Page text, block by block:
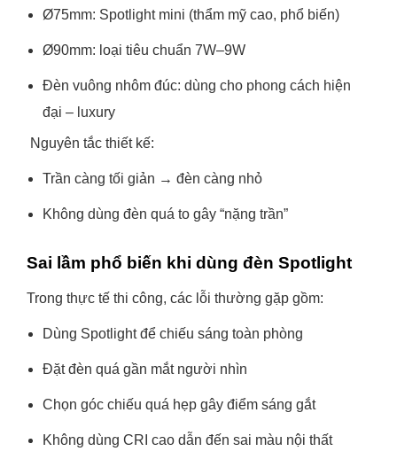
Ø75mm: Spotlight mini (thẩm mỹ cao, phổ biến)
Ø90mm: loại tiêu chuẩn 7W–9W
Đèn vuông nhôm đúc: dùng cho phong cách hiện
đại – luxury
Nguyên tắc thiết kế:
Trần càng tối giản → đèn càng nhỏ
Không dùng đèn quá to gây “nặng trần”
Sai lầm phổ biến khi dùng đèn Spotlight
Trong thực tế thi công, các lỗi thường gặp gồm:
Dùng Spotlight để chiếu sáng toàn phòng
Đặt đèn quá gần mắt người nhìn
Chọn góc chiếu quá hẹp gây điểm sáng gắt
Không dùng CRI cao dẫn đến sai màu nội thất